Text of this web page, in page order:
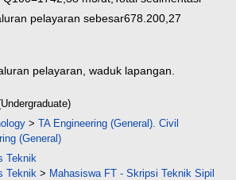
pelayaran sebesar678.200,27
pelayaran, waduk lapangan.
> TA Engineering (General). Civil
(General)
Teknik
Teknik > Mahasiswa FT - Skripsi Teknik Sipil